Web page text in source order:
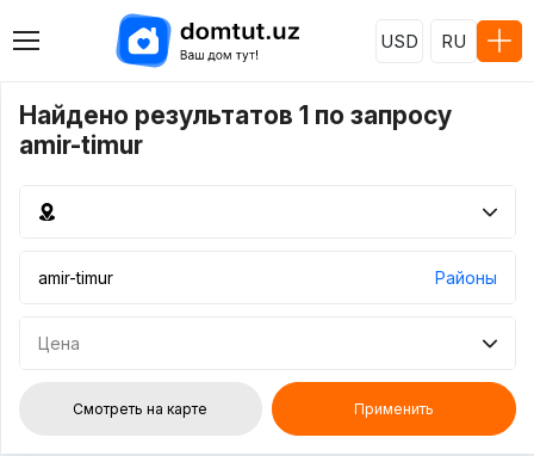
USD RU
Найдено результатов 1 по запросу
amir-timur
Районы
Цена
Смотреть на карте Применить